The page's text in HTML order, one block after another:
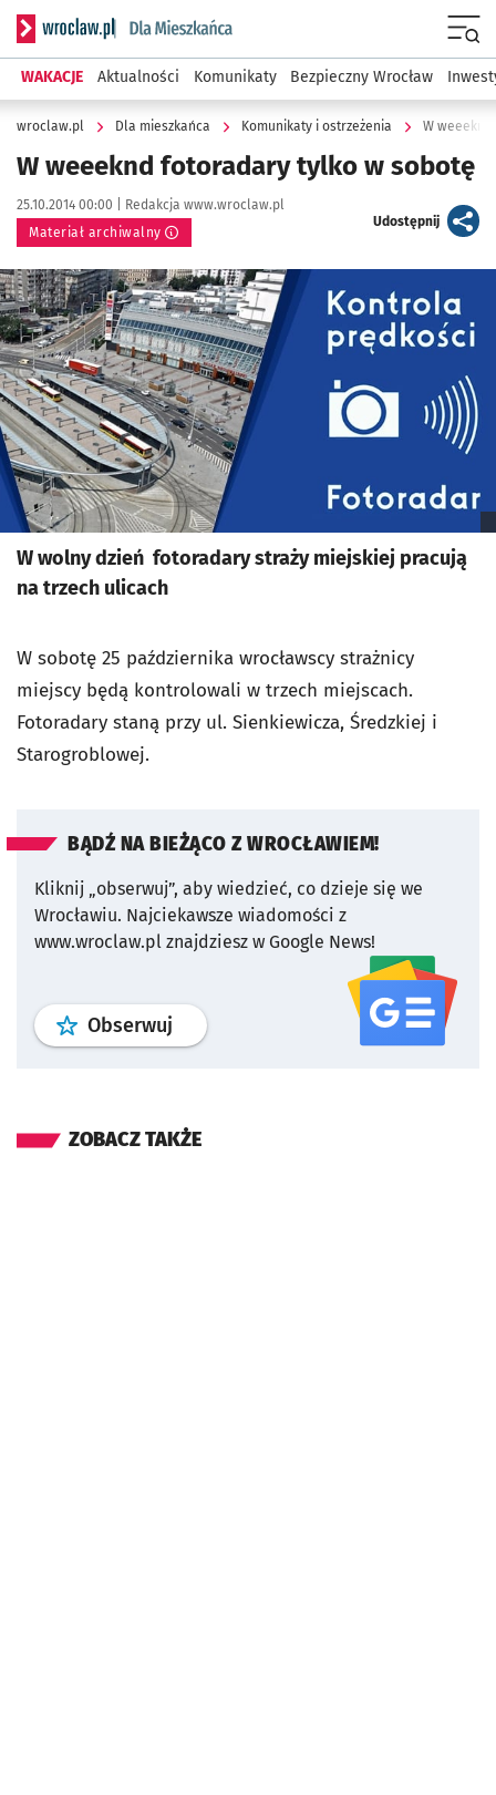
Serwis informacyjny wroclaw.pl podserwis: Dla mieszkańca
WAKACJE Aktualności Komunikaty Bezpieczny Wrocław
wroclaw.pl Dla mieszkańca Komunikaty i ostrzeżenia W
W weeeknd fotoradary tylko w sobotę
Data publikacji:
25.10.2014 00:00 | Autor:
Redakcja www.wroclaw.pl
Materiał archiwalny
Udostępnijartykuł
Kliknij, aby powiększyć
W wolny dzień fotoradary straży miejskiej pracują
na trzech ulicach
W sobotę 25 października wrocławscy strażnicy
miejscy będą kontrolowali w trzech miejscach.
Fotoradary staną przy ul. Sienkiewicza, Średzkiej i
Starogroblowej.
BĄDŹ NA BIEŻĄCO Z WROCŁAWIEM!
Kliknij „obserwuj”, aby wiedzieć, co dzieje się we
Wrocławiu. Najciekawsze wiadomości z
www.wroclaw.pl znajdziesz w Google News!
Obserwuj profil serwisu
ZOBACZ TAKŻE